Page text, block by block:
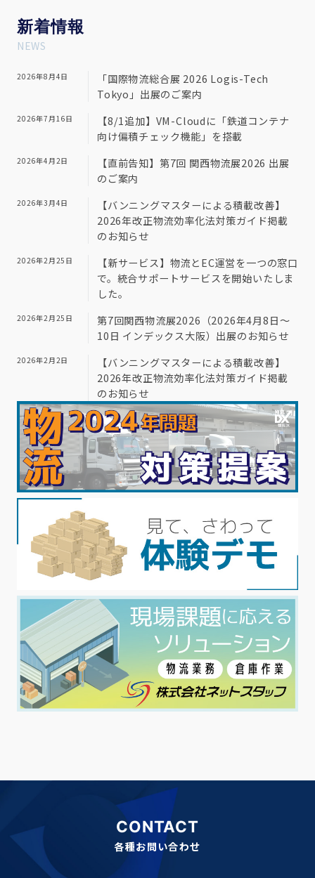
新着情報
NEWS
2026年8月4日
「国際物流総合展 2026 Logis-Tech
Tokyo」出展のご案内
2026年7月16日
【8/1追加】VM-Cloudに「鉄道コンテナ
向け偏積チェック機能」を搭載
2026年4月2日
【直前告知】第7回 関西物流展2026 出展
のご案内
2026年3月4日
【バンニングマスターによる積載改善】
2026年改正物流効率化法対策ガイド掲載
のお知らせ
2026年2月25日
【新サービス】物流とEC運営を一つの窓口
で。統合サポートサービスを開始いたしま
した。
2026年2月25日
第7回関西物流展2026（2026年4月8日～
10日 インデックス大阪）出展のお知らせ
2026年2月2日
【バンニングマスターによる積載改善】
2026年改正物流効率化法対策ガイド掲載
のお知らせ
CONTACT
各種お問い合わせ